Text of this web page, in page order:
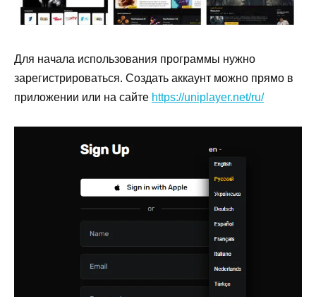
Для начала использования программы нужно
зарегистрироваться. Создать аккаунт можно прямо в
приложении или на сайте https://uniplayer.net/ru/